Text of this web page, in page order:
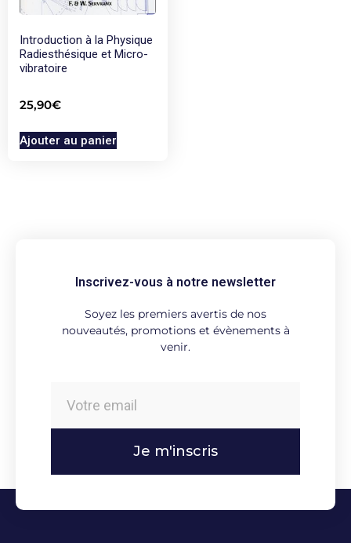
Introduction à la Physique
Radiesthésique et Micro-
vibratoire
25,90€
Ajouter au panier
Inscrivez-vous à notre newsletter
Soyez les premiers avertis de nos
nouveautés, promotions et évènements à
venir.
Je m'inscris